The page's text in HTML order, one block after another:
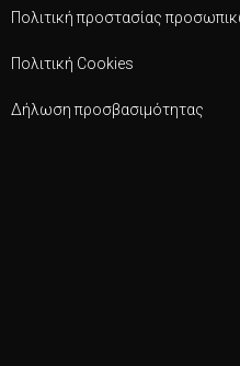
Πολιτική προστασίας
Πολιτική Cookies
Δήλωση προσβασιμότητας